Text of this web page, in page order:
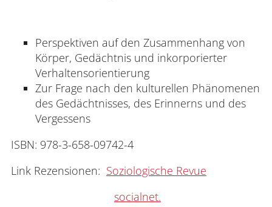
Perspektiven auf den Zusammenhang von
Körper, Gedächtnis und inkorporierter
Verhaltensorientierung
Zur Frage nach den kulturellen Phänomenen
des Gedächtnisses, des Erinnerns und des
Vergessens
ISBN: 978-3-658-09742-4
Link Rezensionen: Soziologische Revue
socialnet.